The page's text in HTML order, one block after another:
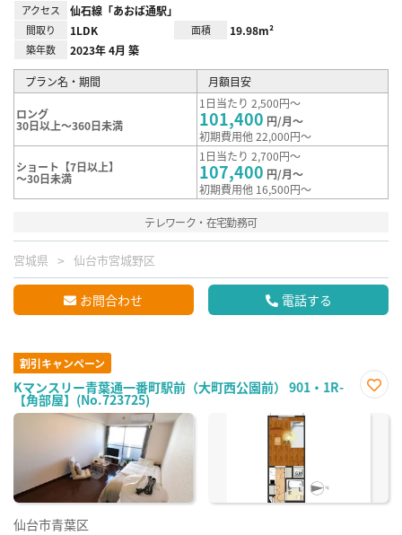
アクセス 仙石線「あおば通駅」
間取り 1LDK 面積 19.98m²
築年数 2023年 4月 築
プラン名・期間 月額目安
ロング
30日以上～360日未満
1日当たり 2,500円～
101,400 円/月～
初期費用他 22,000円～
ショート【7日以上】
～30日未満
1日当たり 2,700円～
107,400 円/月～
初期費用他 16,500円～
テレワーク・在宅勤務可
宮城県 仙台市宮城野区
お問合わせ 電話する
割引キャンペーン
Kマンスリー青葉通一番町駅前（大町西公園前） 901・1R-
【角部屋】(No.723725)
に入
仙台市青葉区